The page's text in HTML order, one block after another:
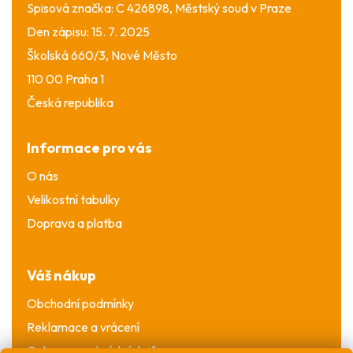
Spisová značka: C 426898, Městský soud v Praze
Den zápisu: 15. 7. 2025
Školská 660/3, Nové Město
110 00 Praha 1
Česká republika
Informace pro vás
O nás
Velikostní tabulky
Doprava a platba
Váš nákup
Obchodní podmínky
Reklamace a vrácení